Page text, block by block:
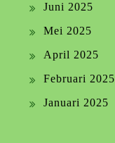
Juni 2025
Mei 2025
April 2025
Februari 2025
Januari 2025